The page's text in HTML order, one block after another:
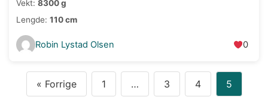
Vekt: 8300 g
Lengde: 110 cm
Robin Lystad Olsen 0
« Forrige 1 … 3 4 5